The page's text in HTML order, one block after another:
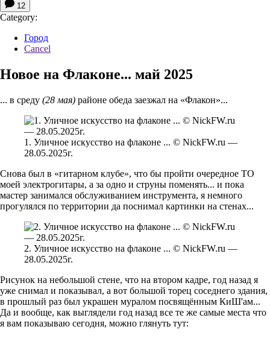
12
Category:
Город
Cancel
Новое на Флаконе... май 2025
... в среду (28 мая) районе обеда заезжал на «Флакон»...
1. Уличное искусство на флаконе ... © NickFW.ru —
28.05.2025г.
Снова был в «гитарном клубе», что бы пройти очередное ТО
моей электрогитары, а за одно и струны поменять... и пока
мастер занимался обслуживанием инструмента, я немного
прогулялся по территории да поснимал картинки на стенах...
2. Уличное искусство на флаконе ... © NickFW.ru —
28.05.2025г.
Рисунок на небольшой стене, что на втором кадре, год назад я
уже снимал и показывал, а вот большой торец соседнего здания,
в прошлый раз был украшен муралом посвящённым КиШ'ам...
Да и вообще, как выглядели год назад все те же самые места что
я вам показываю сегодня, можно глянуть тут: